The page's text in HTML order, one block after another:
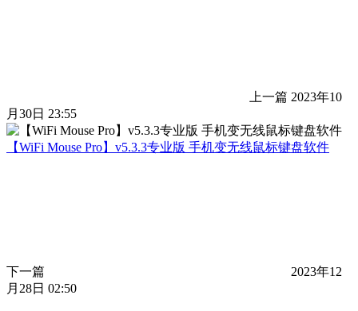
上一篇 2023年10
月30日 23:55
【WiFi Mouse Pro】v5.3.3专业版 手机变无线鼠标键盘软件
下一篇
2023年12
月28日 02:50